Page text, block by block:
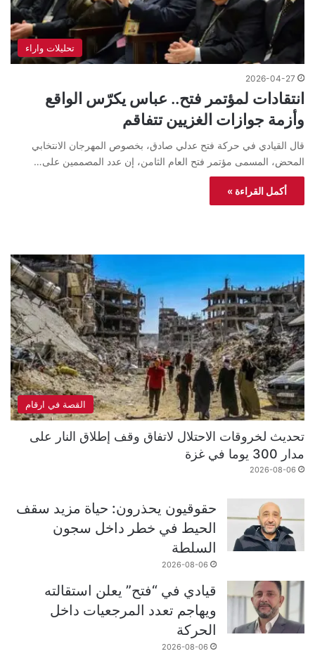
تحليلات واراء
2026-04-27
انتقادات لمؤتمر فتح.. عباس يكرّس الواقع
وأزمة جوازات الغزيين تتفاقم
قال القيادي في حركة فتح عدلي صادق، بخصوص المهرجان الانتخابي
المحض، المسمى مؤتمر فتح العام الثامن، إن عدد المصممين على…
أكمل القراءة »
القصة في ارقام
تحديث لخروقات الاحتلال لاتفاق وقف إطلاق النار على
مدار 300 يوما في غزة
2026-08-06
حقوقيون يحذرون: حياة مزيد سقف
الحيط في خطر داخل سجون
السلطة
2026-08-06
قيادي في “فتح” يعلن استقالته
ويهاجم تعدد المرجعيات داخل
الحركة
2026-08-06